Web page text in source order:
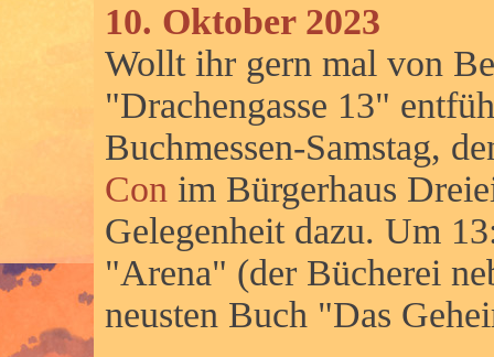
10. Oktober 2023
Wollt ihr gern mal von
"Drachengasse 13"
Buchmessen-Samstag,
Con im Bürgerhaus
Gelegenheit dazu. Um
"Arena" (der Bücherei
neusten Buch "Das